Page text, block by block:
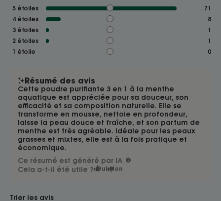
5 étoiles
71
4 étoiles
8
3 étoiles
1
2 étoiles
1
1 étoile 0
Résumé des avis
Cette poudre purifiante 3 en 1 à la menthe
aquatique est appréciée pour sa douceur, son
efficacité et sa composition naturelle. Elle se
transforme en mousse, nettoie en profondeur,
laisse la peau douce et fraîche, et son parfum de
menthe est très agréable. Idéale pour les peaux
grasses et mixtes, elle est à la fois pratique et
économique.
Ce résumé est généré par IA
Cela a-t-il été utile ? Oui Non
Trier les avis